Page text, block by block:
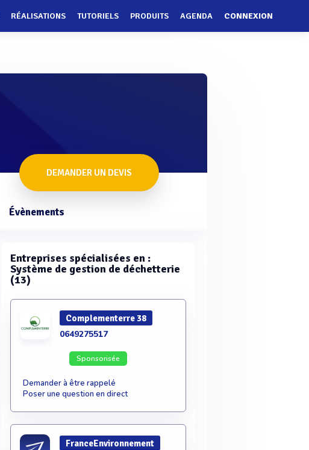
RÉALISATIONS TUTORIELS PRODUITS AGENDA CONNEXION
DEMANDER UN DEVIS
Évènements
Entreprises spécialisées en :
Système de gestion de déchetterie
(13)
Complementerre 38
0649275517
Sponsorisée
Demander à être rappelé
Poser une question en direct
FranceEnvironnement